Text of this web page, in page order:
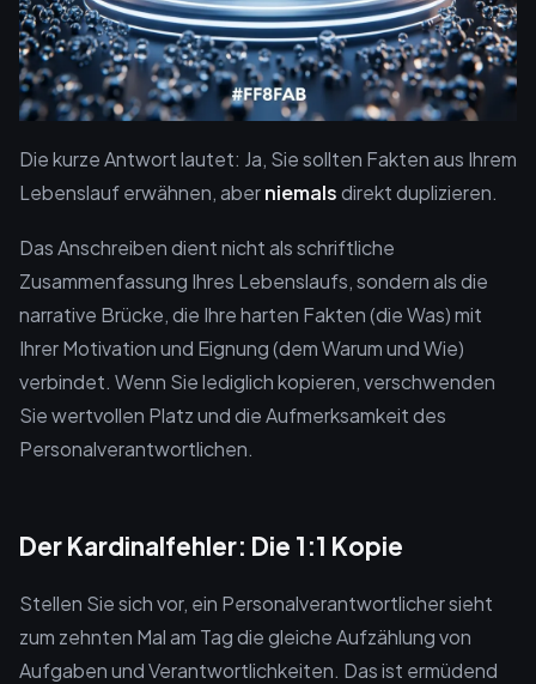
Die kurze Antwort lautet: Ja, Sie sollten Fakten aus Ihrem
Lebenslauf erwähnen, aberniemalsdirekt duplizieren.
Das Anschreiben dient nicht als schriftliche
Zusammenfassung Ihres Lebenslaufs, sondern als die
narrative Brücke, die Ihre harten Fakten (die Was) mit
Ihrer Motivation und Eignung (dem Warum und Wie)
verbindet. Wenn Sie lediglich kopieren, verschwenden
Sie wertvollen Platz und die Aufmerksamkeit des
Personalverantwortlichen.
Der Kardinalfehler: Die 1:1 Kopie
Stellen Sie sich vor, ein Personalverantwortlicher sieht
zum zehnten Mal am Tag die gleiche Aufzählung von
Aufgaben und Verantwortlichkeiten. Das ist ermüdend